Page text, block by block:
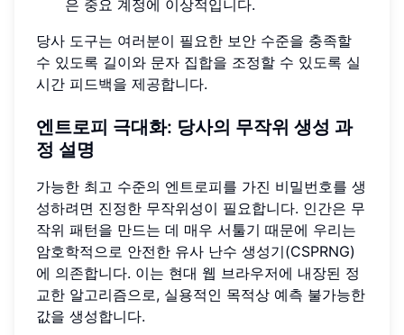
은 중요 계정에 이상적입니다.
당사 도구는 여러분이 필요한 보안 수준을 충족할
수 있도록 길이와 문자 집합을 조정할 수 있도록 실
시간 피드백을 제공합니다.
엔트로피 극대화: 당사의 무작위 생성 과
정 설명
가능한 최고 수준의 엔트로피를 가진 비밀번호를 생
성하려면 진정한 무작위성이 필요합니다. 인간은 무
작위 패턴을 만드는 데 매우 서툴기 때문에 우리는
암호학적으로 안전한 유사 난수 생성기(CSPRNG)
에 의존합니다. 이는 현대 웹 브라우저에 내장된 정
교한 알고리즘으로, 실용적인 목적상 예측 불가능한
값을 생성합니다.